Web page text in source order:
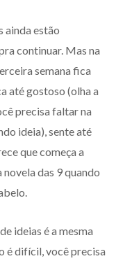
ainda estão
continuar. Mas na
semana fica
até gostoso (olha a
precisa faltar na
ideia), sente até
que começa a
das 9 quando
ideias é a mesma
é difícil, você precisa